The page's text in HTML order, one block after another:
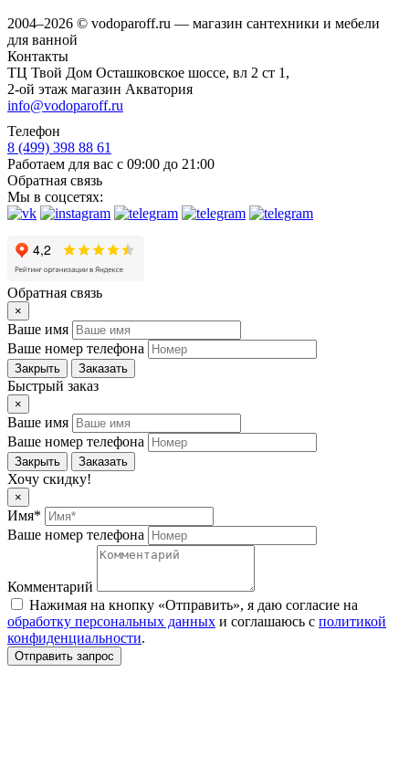
2004–2026 © vodoparoff.ru — магазин сантехники и мебели
для ванной
Контакты
ТЦ Твой Дом Осташковское шоссе, вл 2 ст 1,
2-ой этаж магазин Акватория
info@vodoparoff.ru
Телефон
8 (499) 398 88 61
Работаем для вас с 09:00 до 21:00
Обратная связь
Мы в соцсетях:
Обратная связь
×
Ваше имя
Ваше номер телефона
Закрыть Заказать
Быстрый заказ
×
Ваше имя
Ваше номер телефона
Закрыть Заказать
Хочу скидку!
×
Имя*
Ваше номер телефона
Комментарий
Нажимая на кнопку «Отправить», я даю согласие на
обработку персональных данных и соглашаюсь c политикой
конфиденциальности.
Отправить запрос